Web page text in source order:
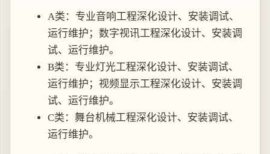
A类：专业音响工程深化设计、安装调试、
运行维护；数字视讯工程深化设计、安装调
试、运行维护。
B类：专业灯光工程深化设计、安装调试、
运行维护；视频显示工程深化设计、安装调
试、运行维护。
C类：舞台机械工程深化设计、安装调试、
运行维护。